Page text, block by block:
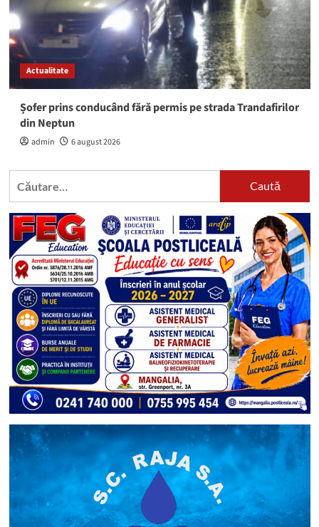
Actualitate
Șofer prins conducând fără permis pe strada Trandafirilor
din Neptun
admin 6 august 2026
Caută